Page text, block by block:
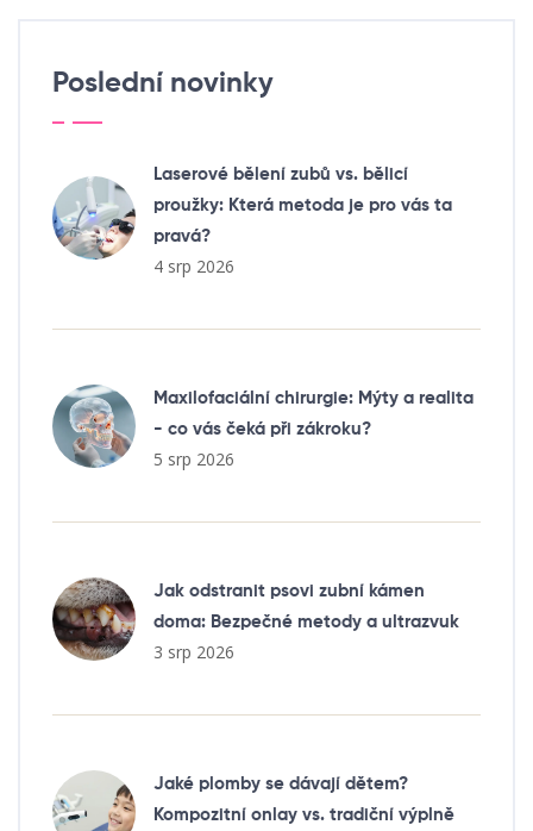
Poslední novinky
Laserové bělení zubů vs. bělicí
proužky: Která metoda je pro vás ta
pravá?
4 srp 2026
Maxilofaciální chirurgie: Mýty a realita
- co vás čeká při zákroku?
5 srp 2026
Jak odstranit psovi zubní kámen
doma: Bezpečné metody a ultrazvuk
3 srp 2026
Jaké plomby se dávají dětem?
Kompozitní onlay vs. tradiční výplně